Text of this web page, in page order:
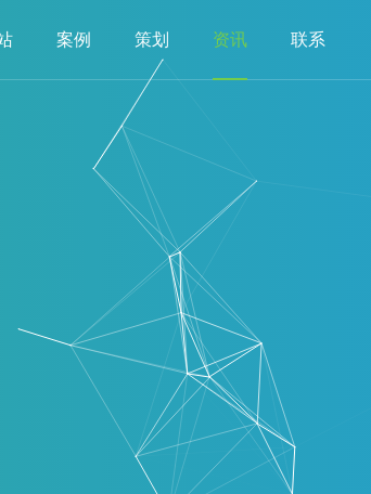
案例 策划 资讯 联系